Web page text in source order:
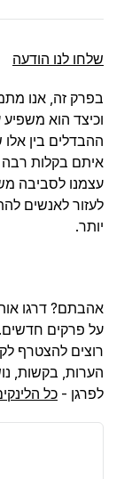
שלחו לנו הודעה
בפרק זה, אנו
וכיצד הוא
ההבדלים בין אלו
איתם בקלות רבה
עצמנו לסביבה
לעזור לאנשים
יותר.
אהבתם? דרגו
על פרקים חדשים.
רוצים להצטרף
הערות, בקשות,
לפרגן - כל